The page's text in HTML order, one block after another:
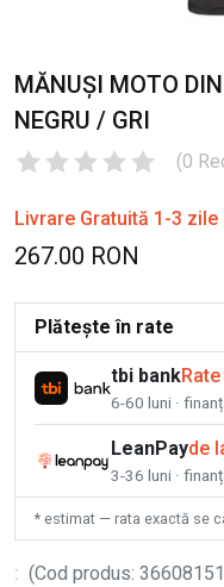
MĂNUȘI MOTO
NEGRU / GRI
(0
Livrare Gratuită 1-3
267.00 RON
Plătește în rate
tbi bank
6-60 luni ·
LeanPayde
3-36 luni ·
* estimat — rata exactă se
: (Cod produs: